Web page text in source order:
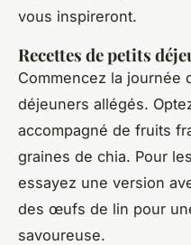
vous inspireront.
Recettes de petits
Commencez la journée
déjeuners allégés.
accompagné de fruits
graines de chia. Pour
essayez une version
des œufs de lin pour
savoureuse.